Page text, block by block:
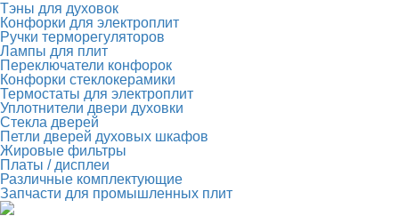
Тэны для духовок
Конфорки для электроплит
Ручки терморегуляторов
Лампы для плит
Переключатели конфорок
Конфорки стеклокерамики
Термостаты для электроплит
Уплотнители двери духовки
Стекла дверей
Петли дверей духовых шкафов
Жировые фильтры
Платы / дисплеи
Различные комплектующие
Запчасти для промышленных плит